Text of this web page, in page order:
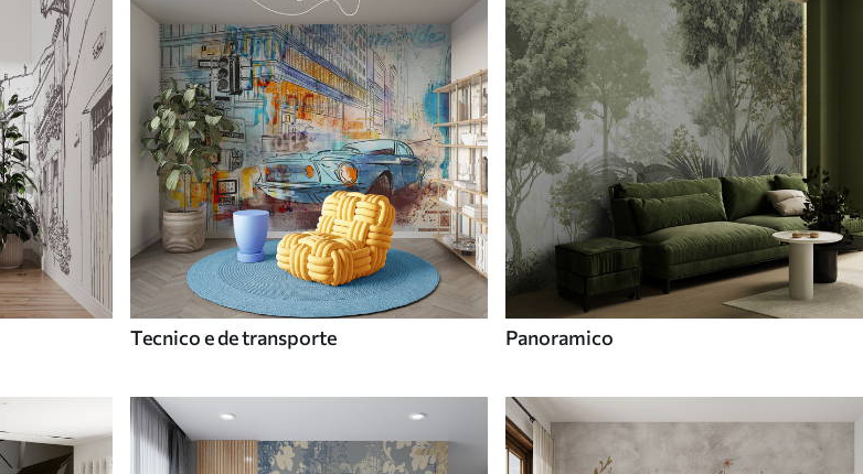
Tecnico e de transporte Panoramico